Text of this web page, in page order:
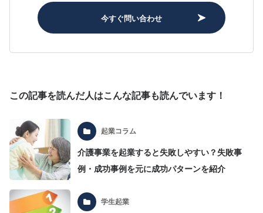
今すぐ問い合わせ
この記事を読んだ人はこんな記事も読んでいます！
起業コラム
介護事業を起業すると失敗しやすい？失敗事
例・成功事例を元に成功パターンを紹介
学生起業